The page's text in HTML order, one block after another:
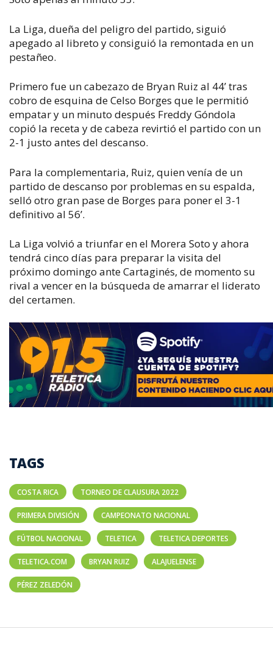
La Liga, dueña del peligro del partido, siguió
apegado al libreto y consiguió la remontada en un
pestañeo.
Primero fue un cabezazo de Bryan Ruiz al 44’ tras
cobro de esquina de Celso Borges que le permitió
empatar y un minuto después Freddy Góndola
copió la receta y de cabeza revirtió el partido con un
2-1 justo antes del descanso.
Para la complementaria, Ruiz, quien venía de un
partido de descanso por problemas en su espalda,
selló otro gran pase de Borges para poner el 3-1
definitivo al 56’.
La Liga volvió a triunfar en el Morera Soto y ahora
tendrá cinco días para preparar la visita del
próximo domingo ante Cartaginés, de momento su
rival a vencer en la búsqueda de amarrar el liderato
del certamen.
TAGS
COSTA RICA TORNEO DE CLAUSURA 2022
PRIMERA DIVISIÓN CAMPEONATO NACIONAL
FÚTBOL NACIONAL TELETICA TELETICA DEPORTES
TELETICA.COM BRYAN RUIZ ALAJUELENSE
PÉREZ ZELEDÓN